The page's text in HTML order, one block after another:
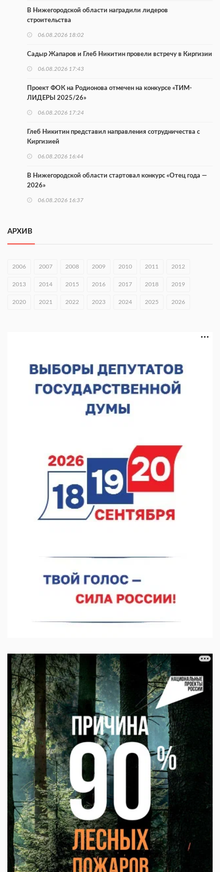
В Нижегородской области наградили лидеров
строительства
06.08.2026 18:02
Садыр Жапаров и Глеб Никитин провели встречу в Киргизии
06.08.2026 17:43
Проект ФОК на Родионова отмечен на конкурсе «ТИМ-
ЛИДЕРЫ 2025/26»
06.08.2026 17:24
Глеб Никитин представил направления сотрудничества с
Киргизией
06.08.2026 16:44
В Нижегородской области стартовал конкурс «Отец года —
2026»
06.08.2026 16:37
раза
06.08.2026 15:26
Видели ночь, бежали всю ночь... На Нижневолжской
набережной прошел необычный забег
Нижегородские хирурги выполнили трансоральную
операцию на щитовидной железе
06.08.2026 15:03
Более 30 нижегородцев прошли обучение для соцконтракта
06.08.2026 14:46
АРХИВ
2006 2007 2008 2009 2010 2011 2012
2013 2014 2015 2016 2017 2018 2019
2020 2021 2022 2023 2024 2025 2026